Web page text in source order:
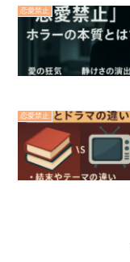
恋愛禁止
恋愛禁止